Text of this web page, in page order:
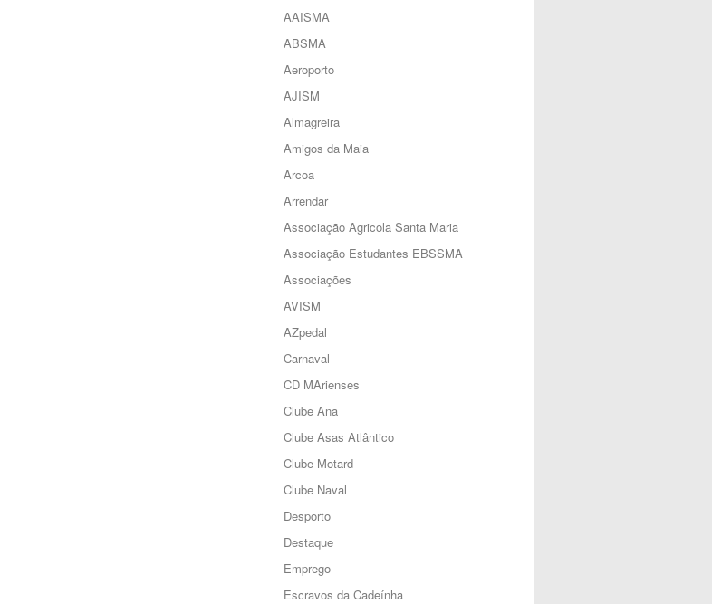
AAISMA
ABSMA
Aeroporto
AJISM
Almagreira
Amigos da Maia
Arcoa
Arrendar
Associação Agricola Santa Maria
Associação Estudantes EBSSMA
Associações
AVISM
AZpedal
Carnaval
CD MArienses
Clube Ana
Clube Asas Atlântico
Clube Motard
Clube Naval
Desporto
Destaque
Emprego
Escravos da Cadeínha